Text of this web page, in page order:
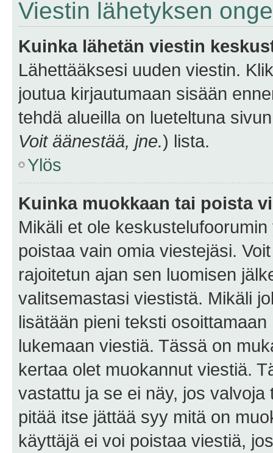
Viestin lähetyksen
Kuinka lähetän viestin
Lähettääksesi uuden viestin.
joutua kirjautumaan sisään
tehdä alueilla on lueteltuna
Voit äänestää, jne.) lista.
Ylös
Kuinka muokkaan tai poista
Mikäli et ole
poistaa vain omia viestejäsi.
rajoitetun ajan sen luomisen
valitsemastasi viestistä. Mikäli
lisätään pieni teksti
lukemaan viestiä. Tässä on
kertaa olet muokannut viestiä.
vastattu ja se ei näy, jos
pitää itse jättää syy mitä on
käyttäjä ei voi poistaa viestiä,